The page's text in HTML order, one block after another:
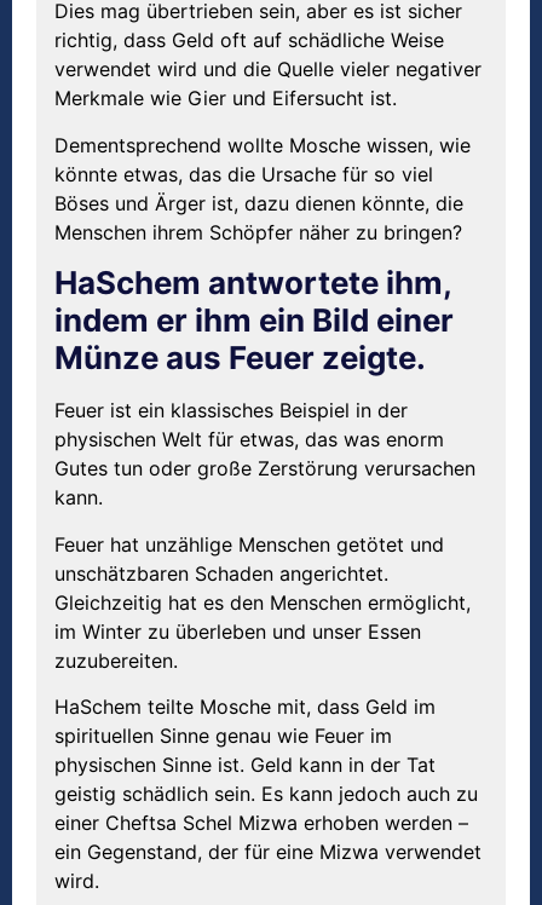
Dies mag übertrieben sein, aber es ist sicher
richtig, dass Geld oft auf schädliche Weise
verwendet wird und die Quelle vieler negativer
Merkmale wie Gier und Eifersucht ist.
Dementsprechend wollte Mosche wissen, wie
könnte etwas, das die Ursache für so viel
Böses und Ärger ist, dazu dienen könnte, die
Menschen ihrem Schöpfer näher zu bringen?
HaSchem antwortete ihm,
indem er ihm ein Bild einer
Münze aus Feuer zeigte.
Feuer ist ein klassisches Beispiel in der
physischen Welt für etwas, das was enorm
Gutes tun oder große Zerstörung verursachen
kann.
Feuer hat unzählige Menschen getötet und
unschätzbaren Schaden angerichtet.
Gleichzeitig hat es den Menschen ermöglicht,
im Winter zu überleben und unser Essen
zuzubereiten.
HaSchem teilte Mosche mit, dass Geld im
spirituellen Sinne genau wie Feuer im
physischen Sinne ist. Geld kann in der Tat
geistig schädlich sein. Es kann jedoch auch zu
einer Cheftsa Schel Mizwa erhoben werden –
ein Gegenstand, der für eine Mizwa verwendet
wird.